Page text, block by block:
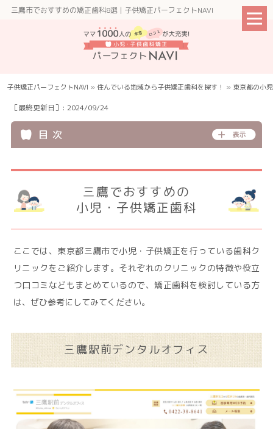
三鷹市でおすすめの矯正歯科8選 | 子供矯正パーフェクトNAVI
子供矯正パーフェクトNAVI » 住んでいる地域から子供矯正⻭科を探す！ » 東京都の小
［最終更新日］: 2024/09/24
目 次
三鷹でおすすめの
小児・子供矯正歯科
ここでは、東京都三鷹市で小児・子供矯正を行っている歯科ク
リニックをご紹介します。それぞれのクリニックの特徴や役立
つ口コミなどもまとめているので、矯正歯科を検討している方
は、ぜひ参考にしてみてください。
三鷹駅前デンタルオフィス